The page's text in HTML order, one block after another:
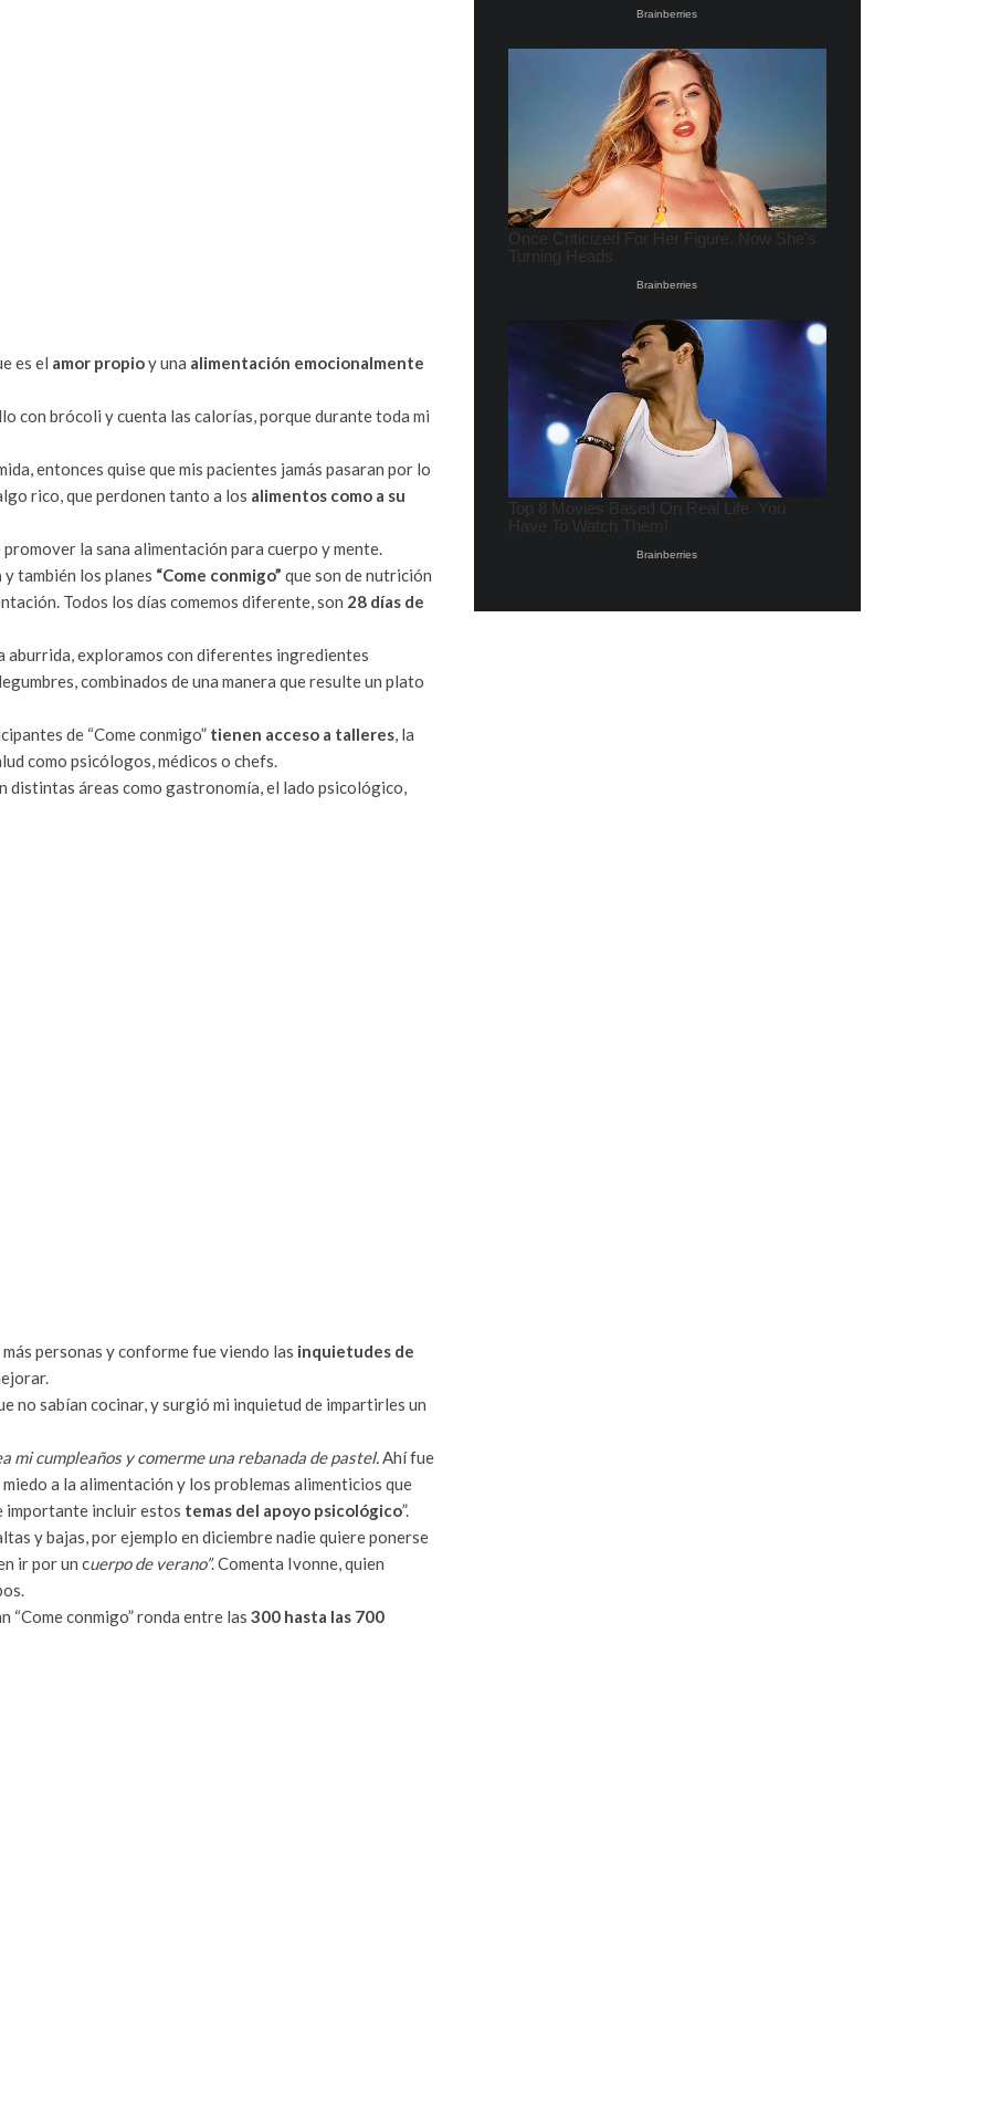
es el amor propioy una alimentación emocionalmente
con brócoli y cuenta las calorías, porque durante toda mi
entonces quise que mis pacientes jamás pasaran por lo
rico, que perdonen tanto a los alimentos como a su
la sana alimentación para cuerpo y mente.
y también los planes “Come conmigo” que son de nutrición
Todos los días comemos diferente, son 28 días de
aburrida, exploramos con diferentes ingredientes
combinados de una manera que resulte un plato
de “Come conmigo” tienen acceso a talleres, la
como psicólogos, médicos o chefs.
distintas áreas como gastronomía, el lado psicológico,
personas y conforme fue viendo las inquietudes de
no sabían cocinar, y surgió mi inquietud de impartirles un
mi cumpleaños y comerme una rebanada de pastel.Ahí fue
a la alimentación y los problemas alimenticios que
importante incluir estos temas del apoyo psicológico”.
y bajas, por ejemplo en diciembre nadie quiere ponerse
ir por un cuerpo de verano”. Comenta Ivonne, quien
“Come conmigo” ronda entre las 300 hasta las 700